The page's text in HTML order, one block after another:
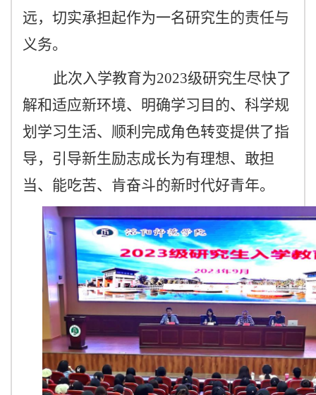
远，切实承担起作为一名研究生的责任与
义务。
此次入学教育为2023级研究生尽快了
解和适应新环境、明确学习目的、科学规
划学习生活、顺利完成角色转变提供了指
导，引导新生励志成长为有理想、敢担
当、能吃苦、肯奋斗的新时代好青年。